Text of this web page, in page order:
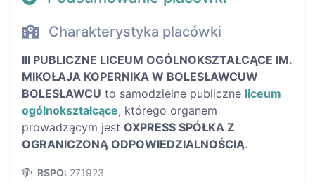
Charakterystyka placówki
III PUBLICZNE LICEUM OGÓLNOKSZTAŁCĄCE IM.
MIKOŁAJA KOPERNIKA W BOLESŁAWCUW
BOLESŁAWCU to samodzielne publiczne liceum
ogólnokształcące, którego organem
prowadzącym jest OXPRESS SPÓŁKA Z
OGRANICZONĄ ODPOWIEDZIALNOŚCIĄ.
RSPO: 271923